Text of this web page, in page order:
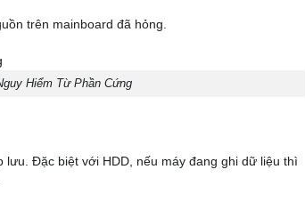
trên mainboard đã hỏng.
Hiểm Từ Phần Cứng
Đặc biệt với HDD, nếu máy đang ghi dữ liệu thì